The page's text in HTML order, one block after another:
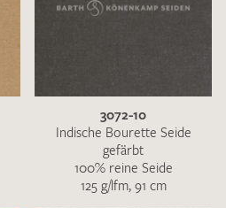
3072-10
Indische Bourette Seide
gefärbt
100% reine Seide
125 g/lfm, 91 cm